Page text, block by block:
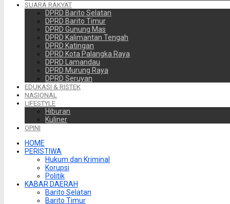
SUARA RAKYAT
DPRD Barito Selatan
DPRD Barito Timur
DPRD Gunung Mas
DPRD Kalimantan Tengah
DPRD Katingan
DPRD Kota Palangka Raya
DPRD Lamandau
DPRD Murung Raya
DPRD Seruyan
EDUKASI & RISTEK
NASIONAL
LIFESTYLE
Hiburan
Kuliner
OPINI
HOME
PERISTIWA
Hukum dan Kriminal
Korupsi
Politik
KABAR DAERAH
Barito Selatan
Barito Timur